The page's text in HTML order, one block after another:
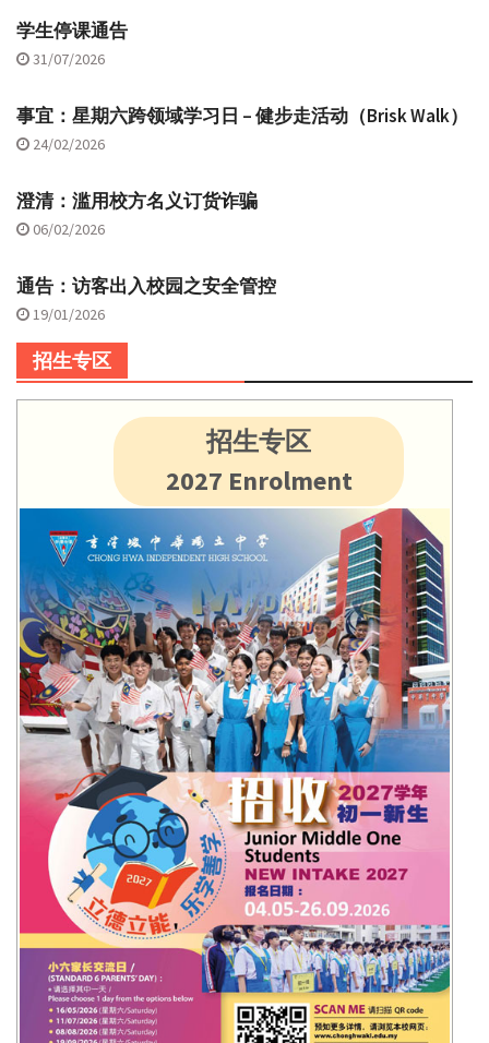
学生停课通告
31/07/2026
事宜：星期六跨领域学习日 – 健步走活动（Brisk Walk）
24/02/2026
澄清：滥用校方名义订货诈骗
06/02/2026
通告：访客出入校园之安全管控
19/01/2026
招生专区
招生专区
2027 Enrolment